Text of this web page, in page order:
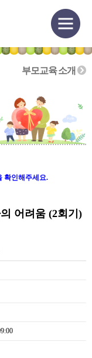
부모교육 소개
확인해주세요.
어려움 (2회기)